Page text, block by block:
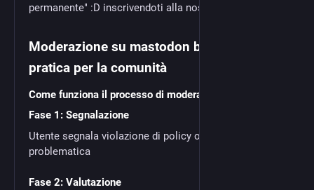
permanente" :D inscrivendoti alla nostra
Moderazione su mastodon bida: guida
pratica per la comunità
Come funziona il processo di moderazione su Bida?
Fase 1: Segnalazione
Utente segnala violazione di policy o altra situazione
problematica
Fase 2: Valutazione